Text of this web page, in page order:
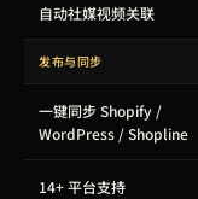
自动社媒视频关联
发布与同步
一键同步 Shopify /
WordPress / Shopline
14+ 平台支持